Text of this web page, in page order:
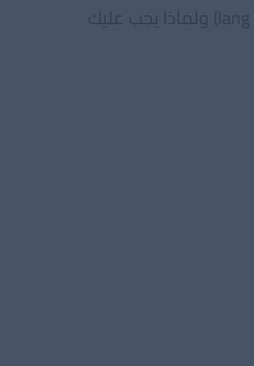
ما هي تقنية لانج تشين (lang chain) ولماذا يجب عليك